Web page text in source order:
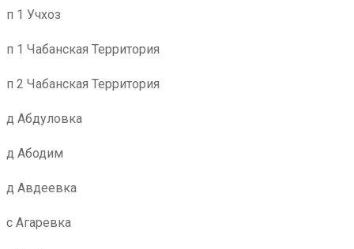
п 1 Учхоз
п 1 Чабанская Территория
п 2 Чабанская Территория
д Абдуловка
д Абодим
д Авдеевка
с Агаревка